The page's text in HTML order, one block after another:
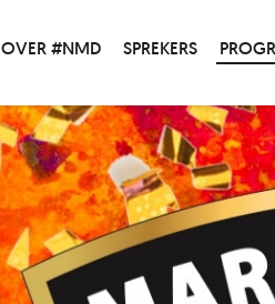
OVER #NMD SPREKERS